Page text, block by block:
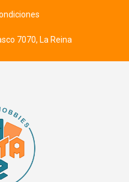
7070, La Reina